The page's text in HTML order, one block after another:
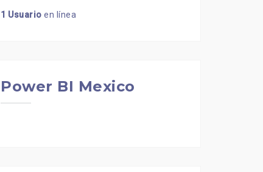
1 Usuario en línea
Power BI Mexico